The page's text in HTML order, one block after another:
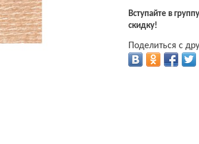
Вступайте в
скидку!
Поделиться с